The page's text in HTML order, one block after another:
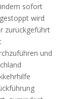
sofort
wird
zurückgeführt
und